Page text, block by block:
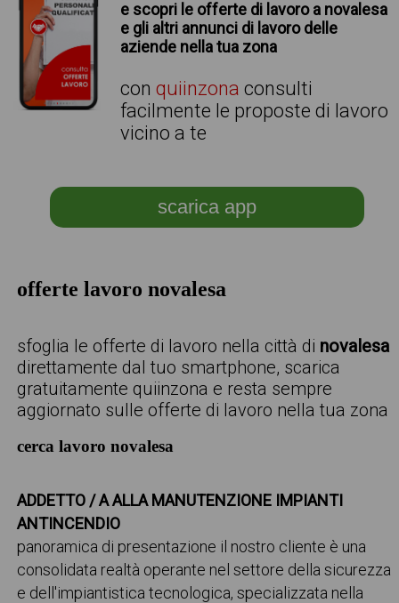
e scopri le offerte di lavoro a novalesa
e gli altri annunci di lavoro delle
aziende nella tua zona
conquiinzona consulti
facilmente le proposte di lavoro
vicino a te
scarica app
offerte lavoro novalesa
sfoglia le offerte di lavoro nella città di novalesa
direttamente dal tuo smartphone, scarica
gratuitamente quiinzona e resta sempre
aggiornato sulle offerte di lavoro nella tua zona
cerca lavoro novalesa
ADDETTO / A ALLA MANUTENZIONE IMPIANTI
ANTINCENDIO
panoramica di presentazione il nostro cliente è una
consolidata realtà operante nel settore della sicurezza
e dell'impiantistica tecnologica, specializzata nella